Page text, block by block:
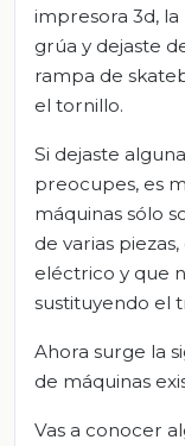
impresora 3d, la
grúa y dejaste
rampa de
el tornillo.
Si dejaste
preocupes, es
máquinas sólo
de varias
eléctrico y que
sustituyendo el
Ahora surge la
de máquinas
Vas a conocer